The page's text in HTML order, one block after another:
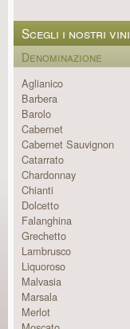
Scegli i nostri vini
Denominazione
Aglianico
Barbera
Barolo
Cabernet
Cabernet Sauvignon
Catarrato
Chardonnay
Chianti
Dolcetto
Falanghina
Grechetto
Lambrusco
Liquoroso
Malvasia
Marsala
Merlot